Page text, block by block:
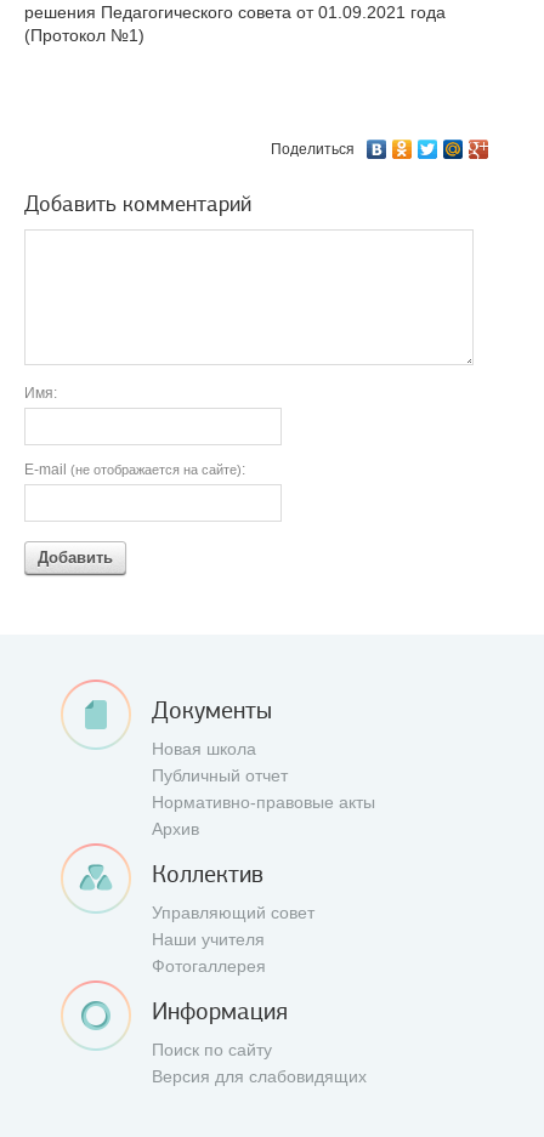
решения Педагогического совета от 01.09.2021 года
(Протокол №1)
Поделиться
Добавить комментарий
Имя:
E-mail (не отображается на сайте):
Добавить
Документы
Новая школа
Публичный отчет
Нормативно-правовые акты
Архив
Коллектив
Управляющий совет
Наши учителя
Фотогаллерея
Информация
Поиск по сайту
Версия для слабовидящих